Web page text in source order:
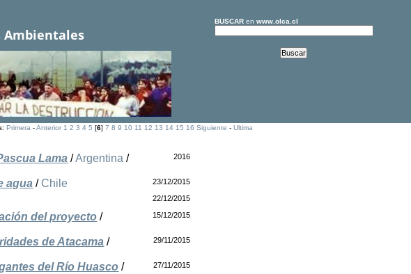
Ambientales
BUSCARen www.olca.cl
Primera-Anterior 1 2 3 4 5 [6] 7 8 9 10 11 12 13 14 15 16 Siguiente - Ultima
Lama /Argentina /
2016
agua / Chile 23/12/2015
22/12/2015
del proyecto /
15/12/2015
de Atacama /
29/11/2015
del Río Huasco /
27/11/2015